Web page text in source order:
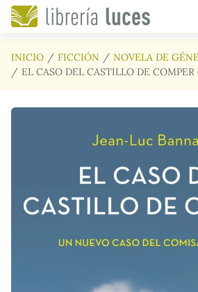
Saltar al contenido principal
INICIO FICCIÓN NOVELA DE
EL CASO DEL CASTILLO DE